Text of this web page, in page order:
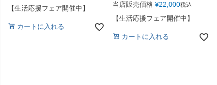
【生活応援フェア開催中】
カートに入れる
当店販売価格 ¥22,000税込
【生活応援フェア開催中】
カートに入れる